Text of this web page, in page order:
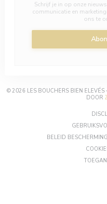
Schrijf je in op onze
communicatie en
ons te
© 2026 LES BOUCHERS BIEN
DOOR
BELEID